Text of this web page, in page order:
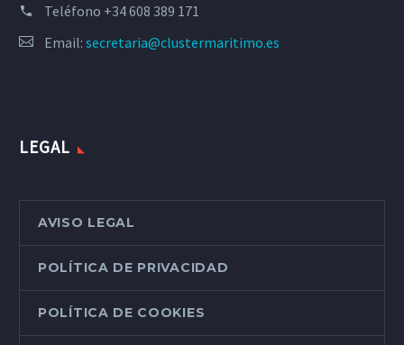
Teléfono +34 608 389 171
Email: secretaria@clustermaritimo.es
LEGAL
AVISO LEGAL
POLÍTICA DE PRIVACIDAD
POLÍTICA DE COOKIES